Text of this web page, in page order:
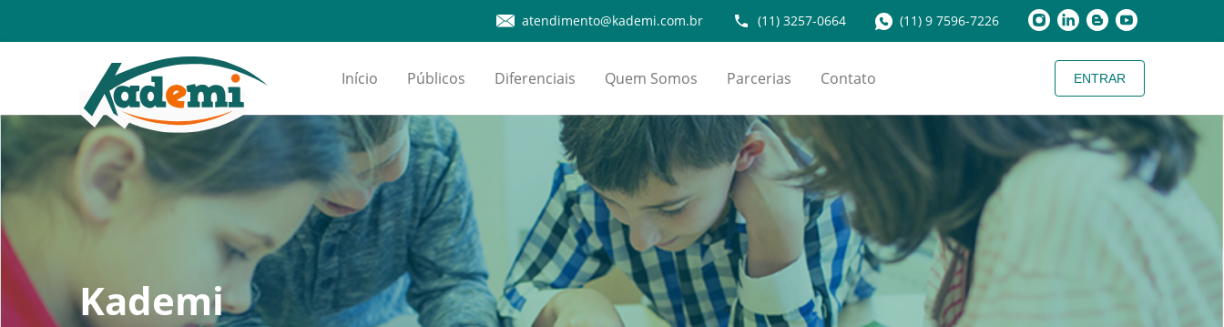
atendimento@kademi.com.br (11) 3257-0664 (11) 9 7596-7226
Início Públicos Diferenciais Quem Somos Parcerias Contato ENTRAR
Kademi